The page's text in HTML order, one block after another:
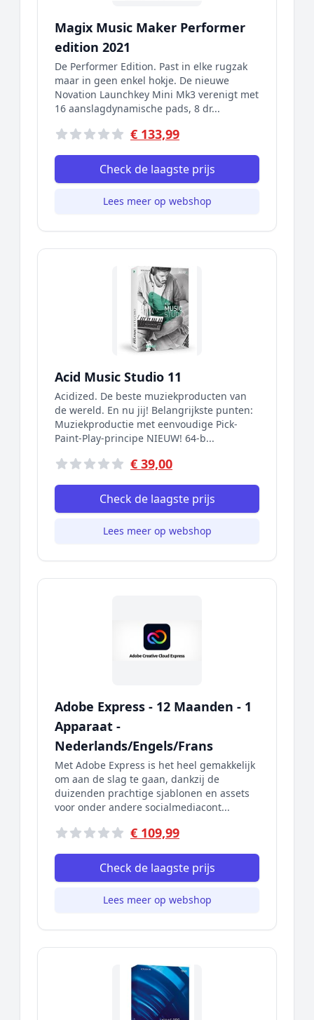
Magix Music Maker Performer
edition 2021
De Performer Edition. Past in elke rugzak
maar in geen enkel hokje. De nieuwe
Novation Launchkey Mini Mk3 verenigt met
16 aanslagdynamische pads, 8 dr...
€ 133,99
Check de laagste prijs
Lees meer op webshop
Acid Music Studio 11
Acidized. De beste muziekproducten van
de wereld. En nu jij! Belangrijkste punten:
Muziekproductie met eenvoudige Pick-
Paint-Play-principe NIEUW! 64-b...
€ 39,00
Check de laagste prijs
Lees meer op webshop
Adobe Express - 12 Maanden - 1
Apparaat -
Nederlands/Engels/Frans
Met Adobe Express is het heel gemakkelijk
om aan de slag te gaan, dankzij de
duizenden prachtige sjablonen en assets
voor onder andere socialmediacont...
€ 109,99
Check de laagste prijs
Lees meer op webshop